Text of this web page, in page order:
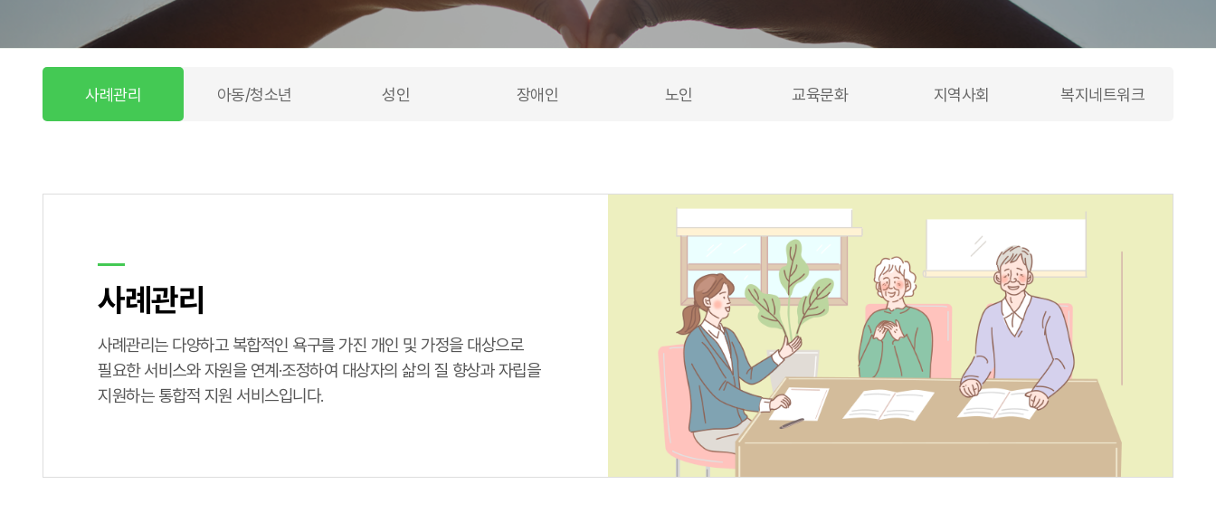
사례관리 아동/청소년 성인 장애인 노인 교육문화 지역사회 복지네트워크
사례관리
사례관리는 다양하고 복합적인 욕구를 가진 개인 및 가정을 대상으로
필요한 서비스와 자원을 연계·조정하여 대상자의 삶의 질 향상과 자립을
지원하는 통합적 지원 서비스입니다.